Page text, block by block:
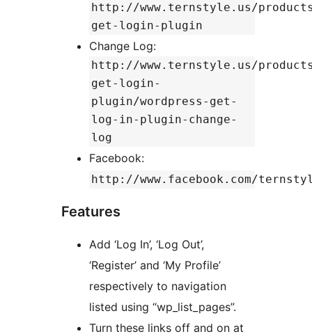
http://www.ternstyle.us/
get-login-plugin
Change Log:
http://www.ternstyle.us/
get-login-
plugin/wordpress-get-
log-in-plugin-change-
log
Facebook:
http://www.facebook.com/
Features
Add ‘Log In’, ‘Log Out’,
‘Register’ and ‘My Profile’
respectively to navigation
listed using “wp_list_pages”.
Turn these links off and on at